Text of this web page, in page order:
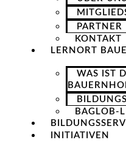
PARTNER
KONTAKT
LERNORT
WAS IST
BAGLOB-
INITIATIVEN